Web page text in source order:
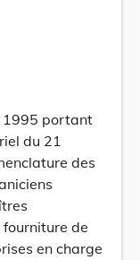
1995 portant
du 21
des
de
en charge